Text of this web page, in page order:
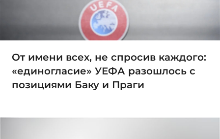
От имени всех, не спросив каждого:
«единогласие» УЕФА разошлось с
позициями Баку и Праги